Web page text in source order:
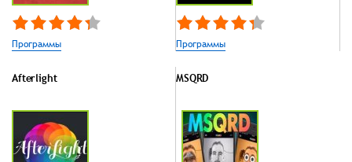
Программы Программы
Afterlight MSQRD